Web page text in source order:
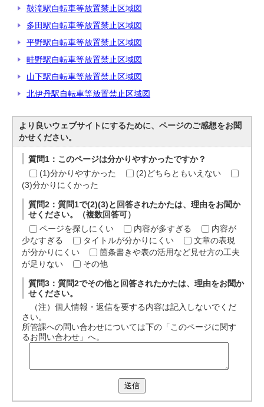
鼓滝駅自転車等放置禁止区域図
多田駅自転車等放置禁止区域図
平野駅自転車等放置禁止区域図
畦野駅自転車等放置禁止区域図
山下駅自転車等放置禁止区域図
北伊丹駅自転車等放置禁止区域図
より良いウェブサイトにするために、ページのご感想をお聞
かせください。
質問1：このページは分かりやすかったですか？
(1)分かりやすかった
(2)どちらともいえない
(3)分かりにくかった
質問2：質問1で(2)(3)と回答されたかたは、理由をお聞か
せください。（複数回答可）
ページを探しにくい
内容が多すぎる
内容が
少なすぎる
タイトルが分かりにくい
文章の表現
が分かりにくい
箇条書きや表の活用など見せ方の工夫
が足りない
その他
質問3：質問2でその他と回答されたかたは、理由をお聞か
せください。
（注）個人情報・返信を要する内容は記入しないでくだ
さい。
所管課への問い合わせについては下の「このページに関す
るお問い合わせ」へ。
送信